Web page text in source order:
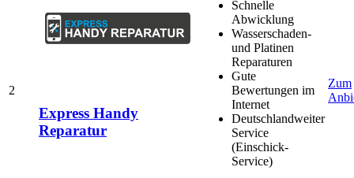
2
Express Handy
Reparatur
Schnelle
Abwicklung
Wasserschaden-
und Platinen
Reparaturen
Gute
Bewertungen im
Internet
Deutschlandweiter
Service
(Einschick-
Service)
Zum